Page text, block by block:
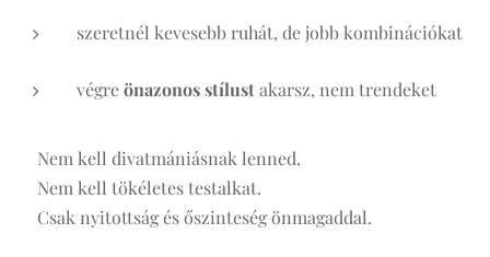
szeretnél kevesebb ruhát, de jobb kombinációkat
végreönazonos stílustakarsz, nem trendeket
👉 Nem kell divatmániásnak lenned.
👉 Nem kell tökéletes testalkat.
👉 Csak nyitottság és őszinteség önmagaddal.